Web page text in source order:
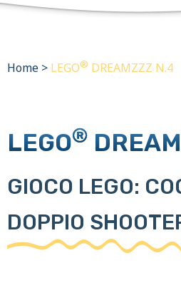
Home > LEGO® DREAMZZZ N.4
LEGO®
GIOCO LEGO:
DOPPIO